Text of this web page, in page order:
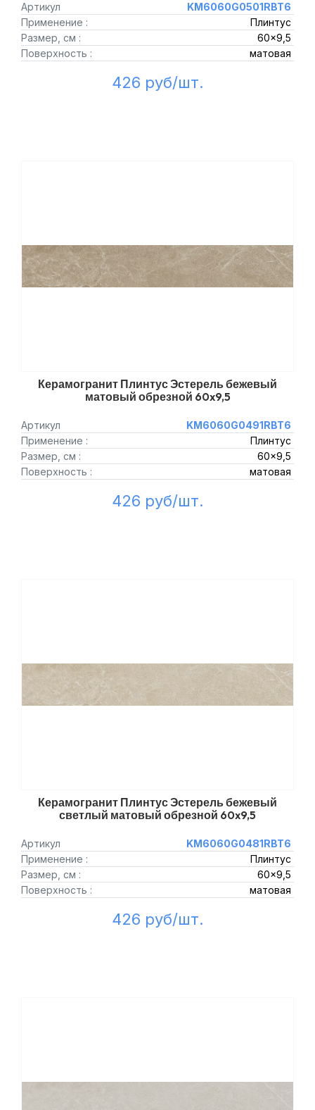
Артикул
KM6060G0501RBT6
Применение :
Плинтус
Размер, см :
60x9,5
Поверхность :
матовая
426 руб/шт.
Керамогранит Плинтус Эстерель бежевый
матовый обрезной 60x9,5
Артикул
KM6060G0491RBT6
Применение :
Плинтус
Размер, см :
60x9,5
Поверхность :
матовая
426 руб/шт.
Керамогранит Плинтус Эстерель бежевый
светлый матовый обрезной 60x9,5
Артикул
KM6060G0481RBT6
Применение :
Плинтус
Размер, см :
60x9,5
Поверхность :
матовая
426 руб/шт.